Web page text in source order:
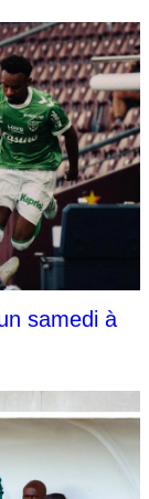
samedi à